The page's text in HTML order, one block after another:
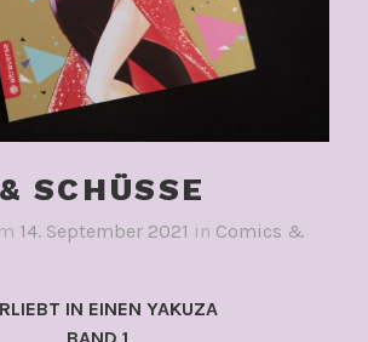
SCHÜSSE
14. September 2021 in Comics &
IN EINEN YAKUZA
BAND 1